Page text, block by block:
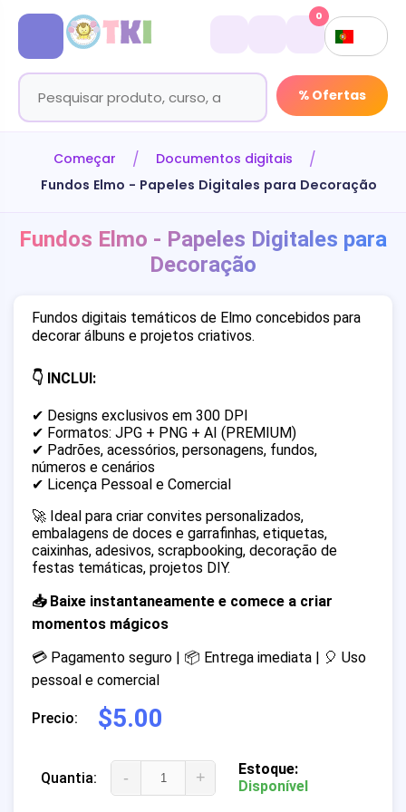
% Ofertas
0
Começar
Documentos digitais
Fundos Elmo - Papeles Digitales para Decoração
Fundos Elmo - Papeles Digitales para
Decoração
Fundos digitais temáticos de Elmo concebidos para
decorar álbuns e projetos criativos.
👇 INCLUI:
✔ Designs exclusivos em 300 DPI
✔ Formatos: JPG + PNG + AI (PREMIUM)
✔ Padrões, acessórios, personagens, fundos,
números e cenários
✔ Licença Pessoal e Comercial
🚀 Ideal para criar convites personalizados,
embalagens de doces e garrafinhas, etiquetas,
caixinhas, adesivos, scrapbooking, decoração de
festas temáticas, projetos DIY.
📥 Baixe instantaneamente e comece a criar
momentos mágicos
💳 Pagamento seguro | 📦 Entrega imediata | 🎈 Uso
pessoal e comercial
Precio: $5.00
Quantia: - +
Estoque:
Disponível